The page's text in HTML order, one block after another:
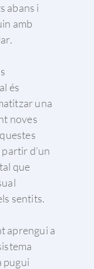
abans i
amb
és
una
noves
d’un
que
sentits.
aprengui a
pugui